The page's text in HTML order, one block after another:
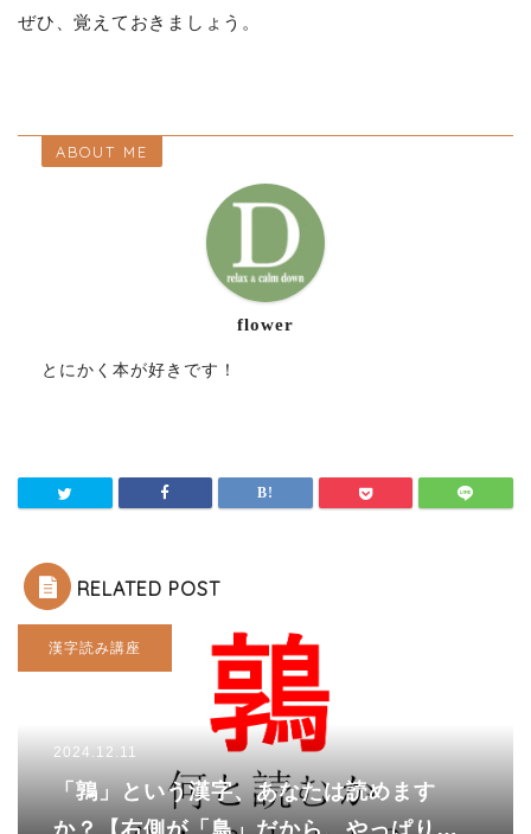
ぜひ、覚えておきましょう。
ABOUT ME
flower
とにかく本が好きです！
RELATED POST
漢字読み講座
2024.12.11
「鶉」という漢字、あなたは読めます